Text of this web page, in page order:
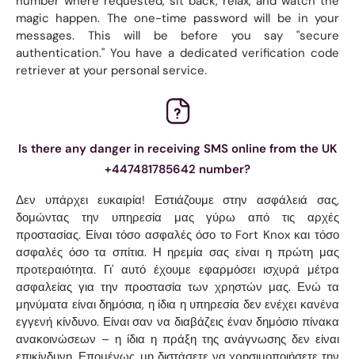
magic happen. The one-time password will be in your
messages. This will be before you say "secure
authentication." You have a dedicated verification code
retriever at your personal service.
Is there any danger in receiving SMS online from the UK
+447481785642 number?
Δεν υπάρχει ευκαιρία! Εστιάζουμε στην ασφάλειά σας,
δομώντας την υπηρεσία μας γύρω από τις αρχές
προστασίας. Είναι τόσο ασφαλές όσο το Fort Knox και τόσο
ασφαλές όσο τα σπίτια. Η ηρεμία σας είναι η πρώτη μας
προτεραιότητα. Γι' αυτό έχουμε εφαρμόσει ισχυρά μέτρα
ασφαλείας για την προστασία των χρηστών μας. Ενώ τα
μηνύματα είναι δημόσια, η ίδια η υπηρεσία δεν ενέχει κανένα
εγγενή κίνδυνο. Είναι σαν να διαβάζεις έναν δημόσιο πίνακα
ανακοινώσεων – η ίδια η πράξη της ανάγνωσης δεν είναι